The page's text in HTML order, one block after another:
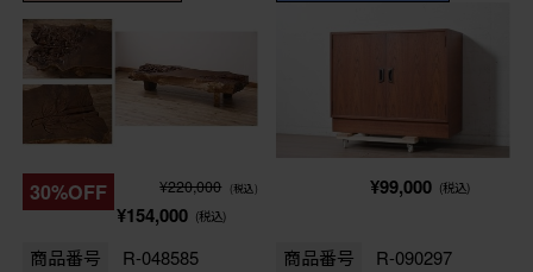
30%OFF ¥220,000 (税込)
¥154,000 (税込)
商品番号 R-048585
¥99,000 (税込)
商品番号 R-090297